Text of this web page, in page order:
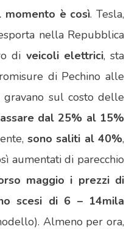
momento è così. Tesla,
nella Repubblica
di veicoli elettrici, sta
di Pechino alle
gravano sul costo delle
dal 25% al 15%
sono saliti al 40%,
aumentati di parecchio
maggio i prezzi di
scesi di 6 – 14mila
Almeno per ora,